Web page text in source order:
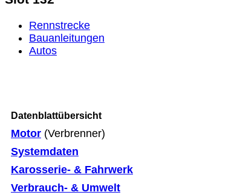
Rennstrecke
Bauanleitungen
Autos
Datenblattübersicht
Motor (Verbrenner)
Systemdaten
Karosserie- & Fahrwerk
Verbrauch- & Umwelt